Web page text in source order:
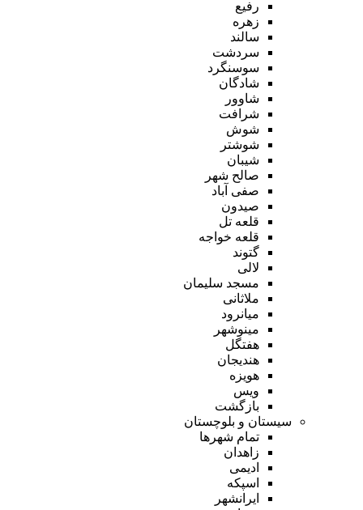
رفیع
زهره
سالند
سردشت
سوسنگرد
شادگان
شاوور
شرافت
شوش
شوشتر
شیبان
صالح شهر
صفی آباد
صیدون
قلعه تل
قلعه خواجه
گتوند
لالی
مسجد سلیمان
ملاثانی
میانرود
مینوشهر
هفتگل
هندیجان
هویزه
ویس
بازگشت
سیستان و بلوچستان
تمام شهر‌ها
زاهدان
ادیمی
اسپکه
ایرانشهر